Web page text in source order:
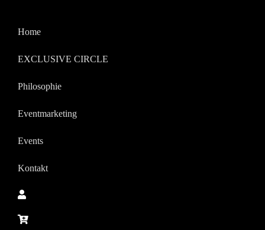
Home
EXCLUSIVE CIRCLE
Philosophie
Eventmarketing
Events
Kontakt